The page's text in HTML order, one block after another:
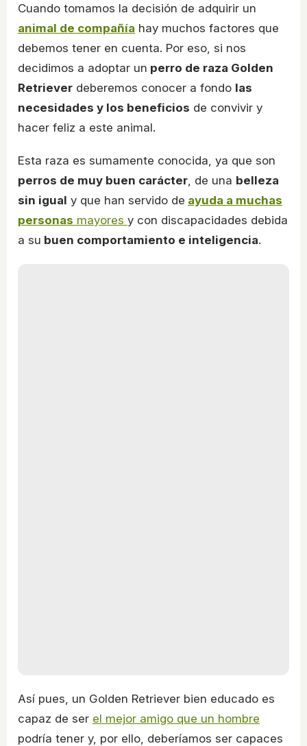
Cuando tomamos la decisión de adquirir un
animal de compañía hay muchos factores que
debemos tener en cuenta. Por eso, si nos
decidimos a adoptar un perro de raza Golden
Retriever deberemos conocer a fondo las
necesidades y los beneficios de convivir y
hacer feliz a este animal.
Esta raza es sumamente conocida, ya que son
perros de muy buen carácter , de una belleza
sin igual y que han servido de ayuda a muchas
personas mayores y con discapacidades debida
a su buen comportamiento e inteligencia.
Así pues, un Golden Retriever bien educado es
capaz de ser el mejor amigo que un hombre
podría tener y, por ello, deberíamos ser capaces